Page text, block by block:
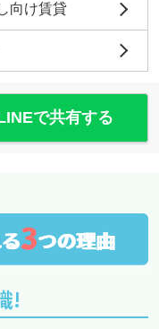
向け賃貸
で共有する
3つの理由
!